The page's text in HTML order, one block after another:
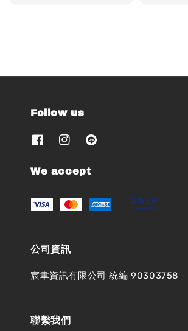
Follow us
We accept
公司資訊
宸聿資訊有限公司 統編 90303758
聯繫我們